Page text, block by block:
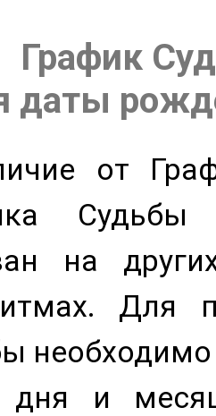
График
даты
от
на
Для
дня и